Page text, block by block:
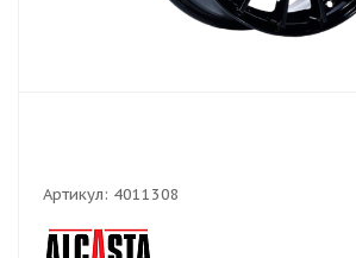
Артикул: 4011308